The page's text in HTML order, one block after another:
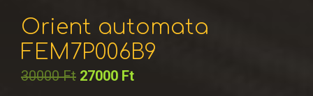
Orient automata
FEM7P006B9
30000Ft 27000 Ft